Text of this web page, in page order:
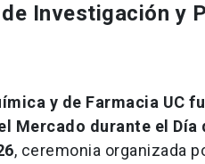
Investigación y
y de Farmacia UC
Mercado durante el
, ceremonia organizada